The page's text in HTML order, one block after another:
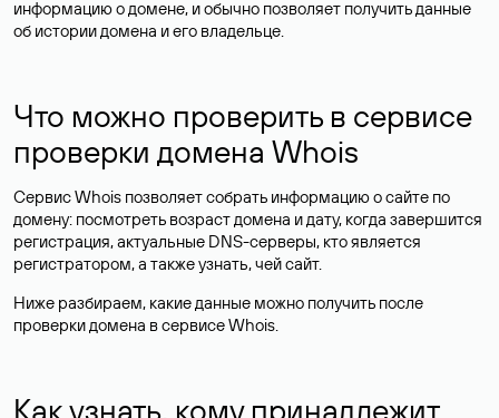
информацию о домене, и обычно позволяет получить данные
об истории домена и его владельце.
Что можно проверить в сервисе
проверки домена Whois
Сервис Whois позволяет собрать информацию о сайте по
домену: посмотреть возраст домена и дату, когда завершится
регистрация, актуальные DNS-серверы, кто является
регистратором, а также узнать, чей сайт.
Ниже разбираем, какие данные можно получить после
проверки домена в сервисе Whois.
Как узнать, кому принадлежит